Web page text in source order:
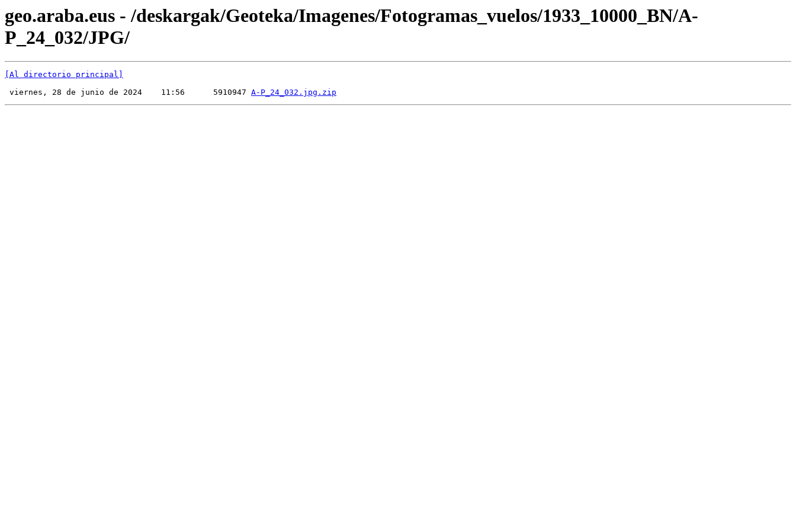
geo.araba.eus - /deskargak/Geoteka/Imagenes/Fotogramas_vuelos/1933_10000_BN/A-
P_24_032/JPG/
[Al directorio principal]
viernes, 28 de junio de 2024    11:56      5910947 A-P_24_032.jpg.zip